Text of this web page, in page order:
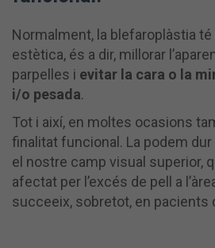
Normalment, la blefaroplàstia
estètica, és a dir, millorar
parpelles i evitar la cara o la
i/o pesada.
Tot i així, en moltes ocasions
finalitat funcional. La podem
el nostre camp visual superior,
afectat per l’excés de pell a
succeeix, sobretot, en pacients